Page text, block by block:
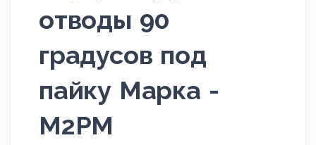
отводы 90
градусов под
пайку Марка -
М2РМ